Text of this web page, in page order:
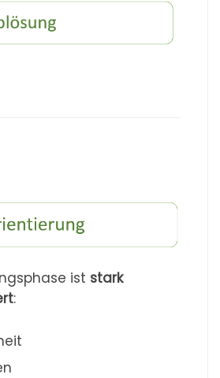
ist stark
: